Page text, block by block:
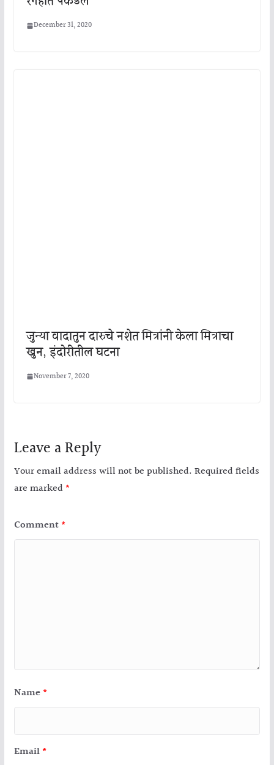
December 31, 2020
जुन्या वादातुन दारुचे नशेत मित्रांनी केला मित्राचा
खुन, इंदोरीतील घटना
November 7, 2020
Leave a Reply
Your email address will not be published. Required fields
are marked *
Comment *
Name *
Email *